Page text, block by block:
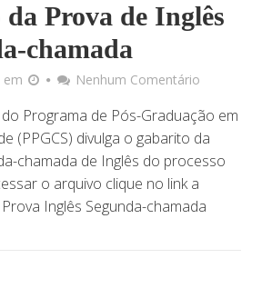
Prova de Inglês
chamada
em Nenhum Comentário
Programa de Pós-Graduação em
(PPGCS) divulga o gabarito da
chamada de Inglês do processo
o arquivo clique no link a
Inglês Segunda-chamada